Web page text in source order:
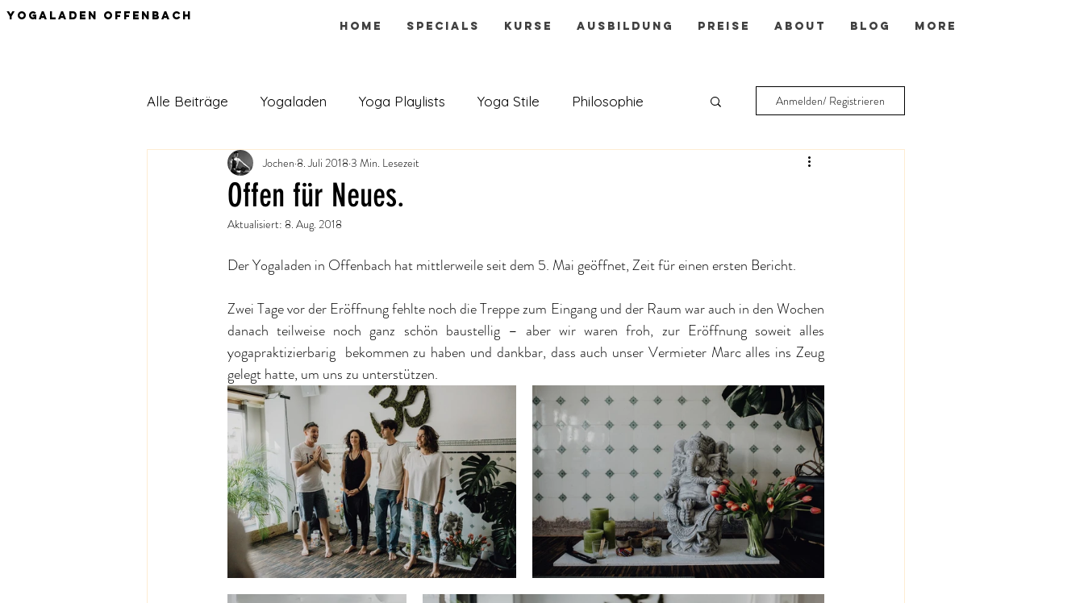
HOME SPECIALS KURSE AUSBILDUNG PREISE ABOUT BLOG More
Yogaladen Offenbach
Alle Beiträge Yogaladen Yoga Playlists Yoga Stile Philosophie
Ernährung
Anmelden/ Registrieren
Offen für Neues.
Jochen 8. Juli 20183 Min. Lesezeit
Aktualisiert: 8. Aug. 2018
Der Yogaladen in Offenbach hat mittlerweile seit dem 5. Mai geöffnet, Zeit für einen ersten Bericht.
Zwei Tage vor der Eröffnung fehlte noch die Treppe zum Eingang und der Raum war auch in den Wochen
danach teilweise noch ganz schön baustellig – aber wir waren froh, zur Eröffnung soweit alles
yogapraktizierbarig  bekommen zu haben und dankbar, dass auch unser Vermieter Marc alles ins Zeug
gelegt hatte, um uns zu unterstützen.